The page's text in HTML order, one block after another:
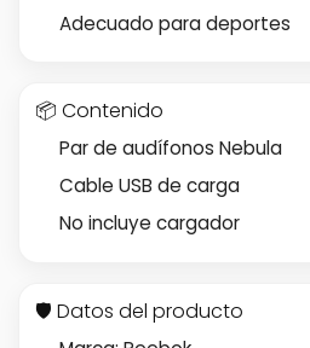
Adecuado para deportes
📦 Contenido
Par de audífonos Nebula
Cable USB de carga
No incluye cargador
🛡️ Datos del producto